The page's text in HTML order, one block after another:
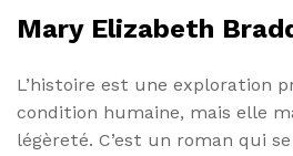
Mary Elizabeth
L’histoire est une exploration
condition humaine, mais elle
légèreté. C’est un roman qui